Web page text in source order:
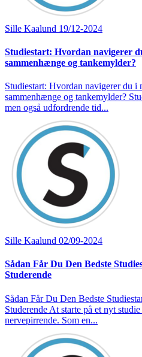
Sille Kaalund 19/12-2024
Studiestart: Hvordan navigerer
sammenhænge og tankemylder?
Studiestart: Hvordan navigerer du i
sammenhænge og tankemylder?
men også udfordrende tid...
Sille Kaalund 02/09-2024
Sådan Får Du Den Bedste
Studerende
Sådan Får Du Den Bedste
Studerende At starte på et nyt
nervepirrende. Som en...